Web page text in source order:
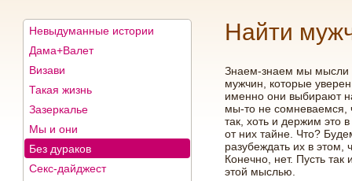
Невыдуманные истории
Дама+Валет
Визави
Такая жизнь
Зазеркалье
Мы и они
Без дураков
Секс-дайджест
Найти
Знаем-знаем мы мысли
мужчин, которые
именно они выбирают
мы-то не сомневаемся,
так, хоть и держим это
от них тайне. Что?
разубеждать их в этом,
Конечно, нет. Пусть так
этой мыслью.